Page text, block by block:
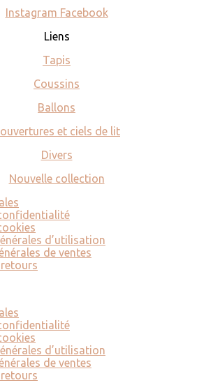
Instagram Facebook
Liens
Tapis
Coussins
Ballons
et ciels de lit
Divers
Nouvelle collection
d’utilisation
de ventes
d’utilisation
de ventes